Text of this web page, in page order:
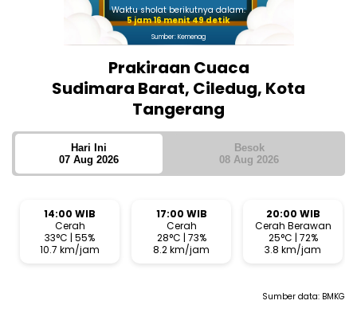
Waktu sholat berikutnya dalam:
5 jam 16 menit 48 detik
Sumber: Kemenag
Prakiraan Cuaca
Sudimara Barat, Ciledug, Kota
Tangerang
Hari Ini
07 Aug 2026
Besok
08 Aug 2026
14:00 WIB
Cerah
33°C | 55%
10.7 km/jam
17:00 WIB
Cerah
28°C | 73%
8.2 km/jam
20:00 WIB
Cerah Berawan
25°C | 72%
3.8 km/jam
Sumber data: BMKG